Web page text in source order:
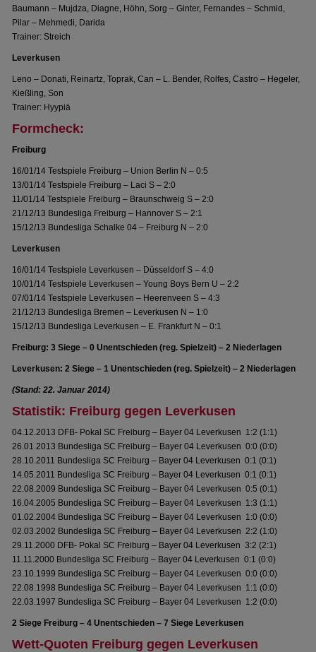
Baumann – Mujdza, Diagne, Höhn, Sorg – Ginter, Fernandes – Schmid,
Pilar – Mehmedi, Darida
Trainer: Streich
Leverkusen
Leno – Donati, Reinartz, Toprak, Can – L. Bender, Rolfes, Castro – Hegeler,
Kießling, Son
Trainer: Hyypiä
Formcheck:
Freiburg
16/01/14 Testspiele Freiburg – Union Berlin N – 0:5
13/01/14 Testspiele Freiburg – Laci S – 2:0
11/01/14 Testspiele Freiburg – Braunschweig S – 2:0
21/12/13 Bundesliga Freiburg – Hannover S – 2:1
15/12/13 Bundesliga Schalke 04 – Freiburg N – 2:0
Leverkusen
16/01/14 Testspiele Leverkusen – Düsseldorf S – 4:0
10/01/14 Testspiele Leverkusen – Young Boys Bern U – 2:2
07/01/14 Testspiele Leverkusen – Heerenveen S – 4:3
21/12/13 Bundesliga Bremen – Leverkusen N – 1:0
15/12/13 Bundesliga Leverkusen – E. Frankfurt N – 0:1
Freiburg: 3 Siege – 0 Unentschieden (reg. Spielzeit) – 2 Niederlagen
Leverkusen: 2 Siege – 1 Unentschieden (reg. Spielzeit) – 2 Niederlagen
(Stand: 22. Januar 2014)
Statistik: Freiburg gegen Leverkusen
04.12.2013 DFB- Pokal SC Freiburg – Bayer 04 Leverkusen 1:2 (1:1)
26.01.2013 Bundesliga SC Freiburg – Bayer 04 Leverkusen 0:0 (0:0)
28.10.2011 Bundesliga SC Freiburg – Bayer 04 Leverkusen 0:1 (0:1)
14.05.2011 Bundesliga SC Freiburg – Bayer 04 Leverkusen 0:1 (0:1)
22.08.2009 Bundesliga SC Freiburg – Bayer 04 Leverkusen 0:5 (0:1)
16.04.2005 Bundesliga SC Freiburg – Bayer 04 Leverkusen 1:3 (1:1)
01.02.2004 Bundesliga SC Freiburg – Bayer 04 Leverkusen 1:0 (0:0)
02.03.2002 Bundesliga SC Freiburg – Bayer 04 Leverkusen 2:2 (1:0)
29.11.2000 DFB- Pokal SC Freiburg – Bayer 04 Leverkusen 3:2 (2:1)
11.11.2000 Bundesliga SC Freiburg – Bayer 04 Leverkusen 0:1 (0:0)
23.10.1999 Bundesliga SC Freiburg – Bayer 04 Leverkusen 0:0 (0:0)
22.08.1998 Bundesliga SC Freiburg – Bayer 04 Leverkusen 1:1 (0:0)
22.03.1997 Bundesliga SC Freiburg – Bayer 04 Leverkusen 1:2 (0:0)
2 Siege Freiburg – 4 Unentschieden – 7 Siege Leverkusen
Wett-Quoten Freiburg gegen Leverkusen